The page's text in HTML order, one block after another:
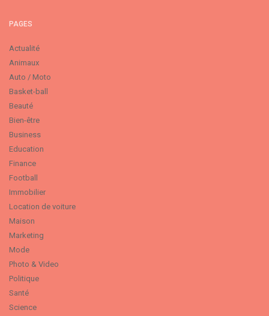
PAGES
Actualité
Animaux
Auto / Moto
Basket-ball
Beauté
Bien-être
Business
Education
Finance
Football
Immobilier
Location de voiture
Maison
Marketing
Mode
Photo & Video
Politique
Santé
Science